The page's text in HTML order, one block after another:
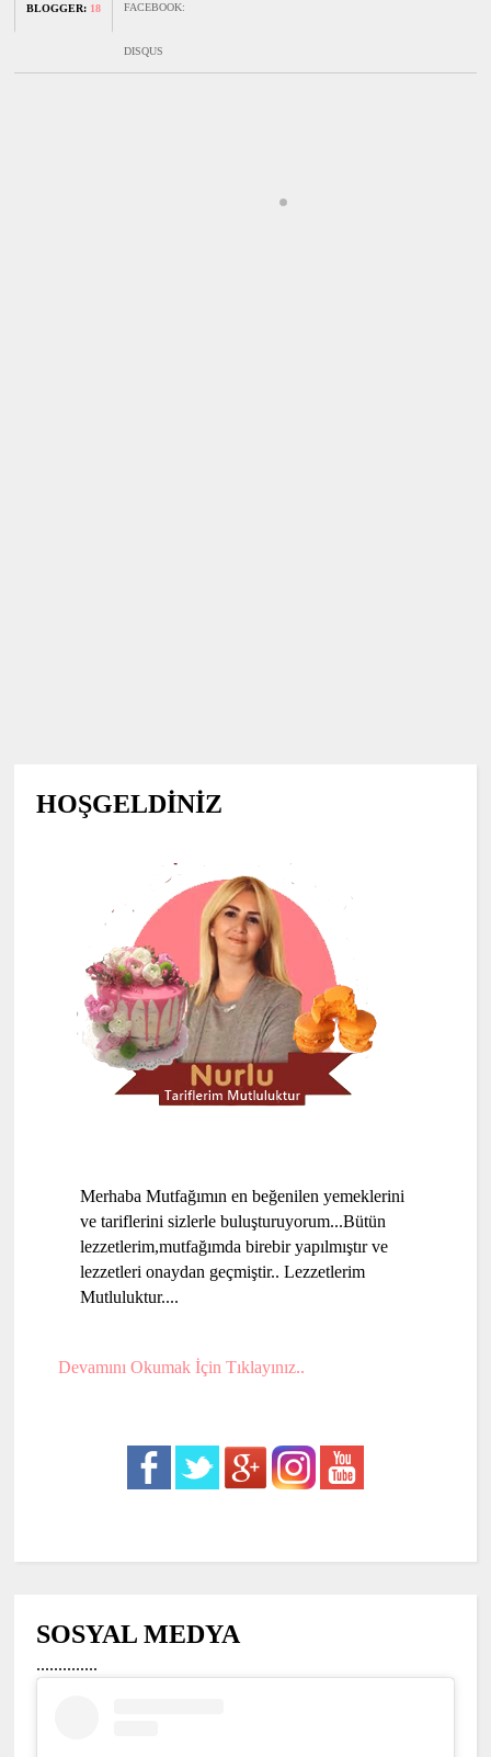
BLOGGER: 18 FACEBOOK:
DISQUS
HOŞGELDİNİZ
Merhaba Mutfağımın en beğenilen yemeklerini
ve tariflerini sizlerle buluşturuyorum...Bütün
lezzetlerim,mutfağımda birebir yapılmıştır ve
lezzetleri onaydan geçmiştir.. Lezzetlerim
Mutluluktur....
Devamını Okumak İçin Tıklayınız..
SOSYAL MEDYA
..............